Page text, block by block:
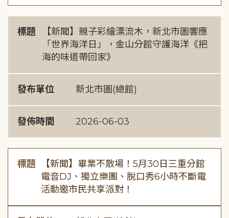
標題
【新聞】親子彩繪漂流木，新北市圖響應
「世界海洋日」，金山分館守護海洋《把
海的味道帶回家》
發布單位 新北市圖(總館)
發佈時間 2026-06-03
標題
【新聞】畢業不散場！5月30日三重分館
電音DJ、獨立樂團、脫口秀6小時不斷電
活動邀市民共享派對！